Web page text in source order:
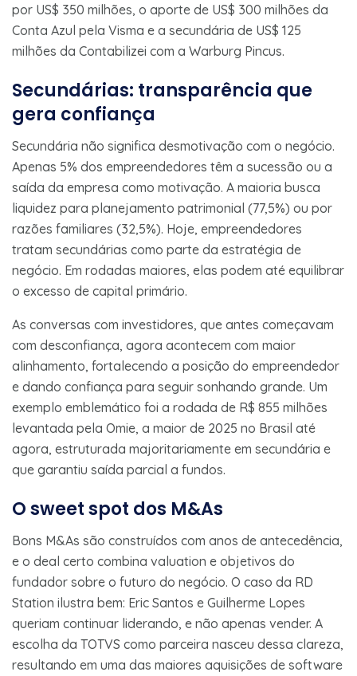
por US$ 350 milhões, o aporte de US$ 300 milhões da
Conta Azul pela Visma e a secundária de US$ 125
milhões da Contabilizei com a Warburg Pincus.
Secundárias: transparência que
gera confiança
Secundária não significa desmotivação com o negócio.
Apenas 5% dos empreendedores têm a sucessão ou a
saída da empresa como motivação. A maioria busca
liquidez para planejamento patrimonial (77,5%) ou por
razões familiares (32,5%). Hoje, empreendedores
tratam secundárias como parte da estratégia de
negócio. Em rodadas maiores, elas podem até equilibrar
o excesso de capital primário.
As conversas com investidores, que antes começavam
com desconfiança, agora acontecem com maior
alinhamento, fortalecendo a posição do empreendedor
e dando confiança para seguir sonhando grande. Um
exemplo emblemático foi a rodada de R$ 855 milhões
levantada pela Omie, a maior de 2025 no Brasil até
agora, estruturada majoritariamente em secundária e
que garantiu saída parcial a fundos.
O sweet spot dos M&As
Bons M&As são construídos com anos de antecedência,
e o deal certo combina valuation e objetivos do
fundador sobre o futuro do negócio. O caso da RD
Station ilustra bem: Eric Santos e Guilherme Lopes
queriam continuar liderando, e não apenas vender. A
escolha da TOTVS como parceira nasceu dessa clareza,
resultando em uma das maiores aquisições de software